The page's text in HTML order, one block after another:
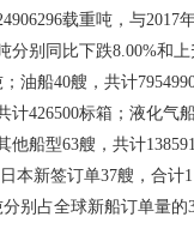
载重吨，与2017
分别同比下跌8.00%和
油船40艘，共计
计426500标箱；液化气
他船型63艘，共计
本新签订单37艘，合计
别占全球新船订单量的